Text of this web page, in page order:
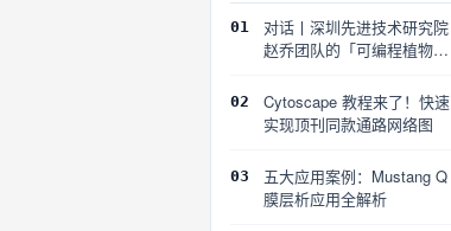
01
对话丨深圳先进技术研究院
赵乔团队的「可编程植物」
02
Cytoscape 教程来了！快速
实现顶刊同款通路网络图
03
五大应用案例：Mustang Q
膜层析应用全解析